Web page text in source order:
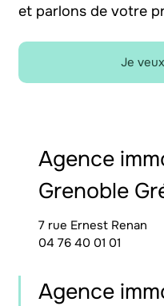
et parlons de votre
Je
Agence
Grenoble
7 rue Ernest Renan
04 76 40 01 01
Agence